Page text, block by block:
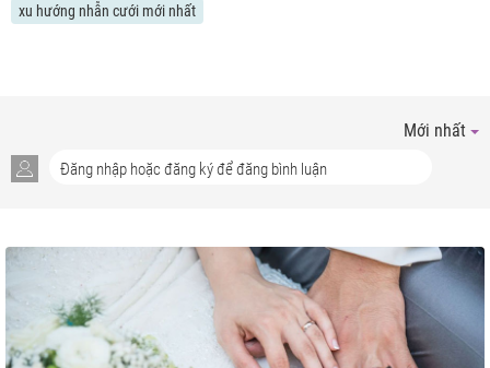
xu hướng nhẫn cưới mới nhất
Mới nhất